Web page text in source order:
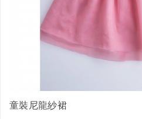
童裝尼龍紗裙